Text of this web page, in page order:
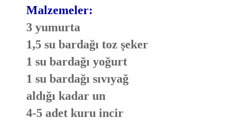
Malzemeler:
3 yumurta
1,5 su bardağı toz şeker
1 su bardağı yoğurt
1 su bardağı sıvıyağ
aldığı kadar un
4-5 adet kuru incir